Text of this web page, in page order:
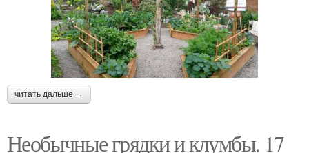
читать дальше →
Необычные грядки и клумбы. 17